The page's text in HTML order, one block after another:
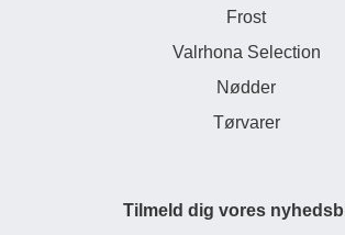
Frost
Valrhona Selection
Nødder
Tørvarer
Tilmeld dig vores